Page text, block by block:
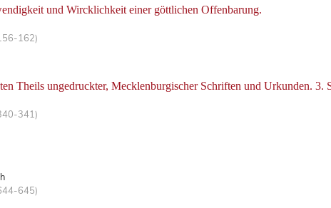
und Wircklichkeit einer göttlichen Offenbarung.
162)
Theils ungedruckter, Mecklenburgischer Schriften und Urkunden. 3.
341)
645)